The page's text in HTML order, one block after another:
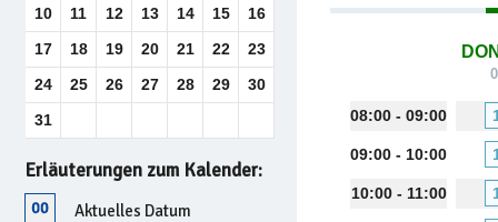
10
11 12 13 14 15
16
17
18 19 20 21 22
23
24
25 26 27 28 29
30
31
Erläuterungen zum Kalender:
Aktuelles Datum
08:00 - 09:00
09:00 - 10:00
10:00 - 11:00